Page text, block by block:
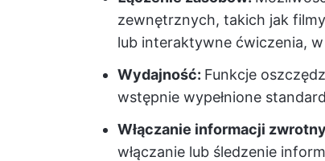
zewnętrznych, takich jak
lub interaktywne ćwiczenia,
Wydajność: Funkcje
wstępnie wypełnione
Włączanie informacji
włączanie lub śledzenie